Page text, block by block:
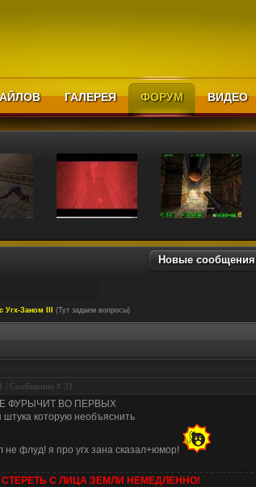
ГАЛЕРЕЯ ФОРУМ ВИДЕО
Новые сообщения
Угх-Заном III (Тут задаем вопросы)
| Сообщение # 31
ФУРЫЧИТ ВО ПЕРВЫХ
штука которую необъяснить
флуд! я про угх зана сказал+юмор!
СТЕРЕТЬ С ЛИЦА ЗЕМЛИ НЕМЕДЛЕННО!